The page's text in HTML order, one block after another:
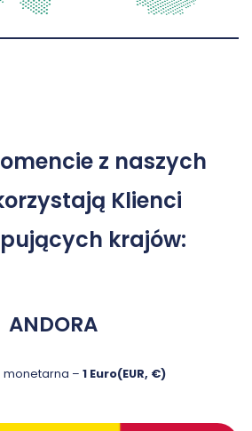
z naszych
Klienci
krajów:
ANDORA
monetarna – 1 Euro(EUR, €)